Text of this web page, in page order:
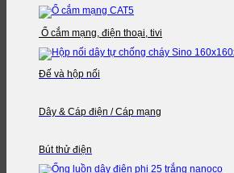
Ổ cắm mạng, điện thoại, tivi
Đế và hộp nối
Dây & Cáp điện / Cáp mạng
Bút thử điện